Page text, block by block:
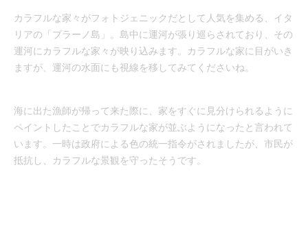
カラフルな家々がフォトジェニックだとして人気を集める、イタ
リアの「ブラーノ島」。島中に運河が張り巡らされており、その
運河にカラフルな家々が映り込みます。カラフルな家に目がいき
ますが、運河の水面にも視線を移してみてくださいね。
海に出た漁師が帰って来た際に、家をすぐに見分けられるように
ペイントしたことでカラフルな家が並ぶようになったと言われて
います。一時は政府による色の統一指令がされましたが、市民が
抵抗し、カラフルな景観を守ったそうです。